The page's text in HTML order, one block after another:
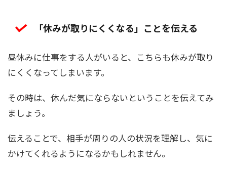
「休みが取りにくくなる」ことを伝える
昼休みに仕事をする人がいると、こちらも休みが取り
にくくなってしまいます。
その時は、休んだ気にならないということを伝えてみ
ましょう。
伝えることで、相手が周りの人の状況を理解し、気に
かけてくれるようになるかもしれません。